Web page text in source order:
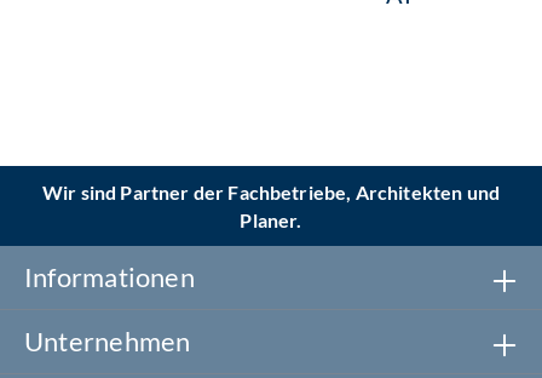
Wir sind Partner der Fachbetriebe, Architekten und
Planer.
Informationen
Unternehmen